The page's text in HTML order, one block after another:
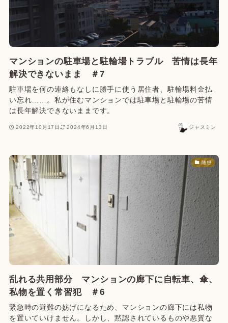
マンションの駐車場と駐輪場トラブル 苦情は長年
解決できないまま ＃7
駐車場を何の連絡もなしに勝手に使う居住者、駐輪場料金払
い忘れ……。私が住むマンションでは駐車場と駐輪場の苦情
は長年解決できないままです。
2022年10月17日 2024年6月13日 ジャスミン
随想
乱れる共用部分 マンションの廊下に自転車、傘、
私物を置く常習犯 ＃6
緊急時の避難の妨げになるため、マンションの廊下には私物
を置いていけません。しかし、黙認されているものや悪質な